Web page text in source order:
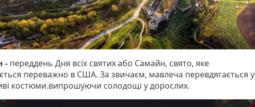
- переддень Дня всіх святих або Самайн, свято, яке
переважно в США. За звичаєм, мавлеча перевдягається у
костюми.випрошуючи солодощі у дорослих.